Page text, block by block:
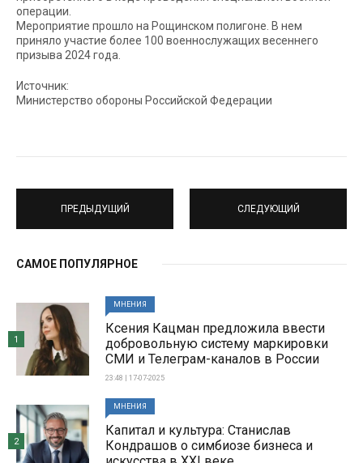
операции.
Мероприятие прошло на Рощинском полигоне. В нем
приняло участие более 100 военнослужащих весеннего
призыва 2024 года.
Источник:
Министерство обороны Российской Федерации
ПРЕДЫДУЩИЙ СЛЕДУЮЩИЙ
САМОЕ ПОПУЛЯРНОЕ
МНЕНИЯ
Ксения Кацман предложила ввести
добровольную систему маркировки
СМИ и Телеграм-каналов в России
23:48 | 17-07-2025
1
МНЕНИЯ
Капитал и культура: Станислав
Кондрашов о симбиозе бизнеса и
2